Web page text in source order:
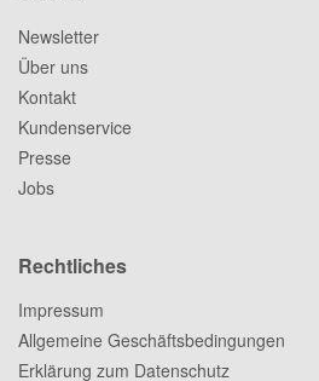
Newsletter
Über uns
Kontakt
Kundenservice
Presse
Jobs
Rechtliches
Impressum
Allgemeine Geschäftsbedingungen
Erklärung zum Datenschutz